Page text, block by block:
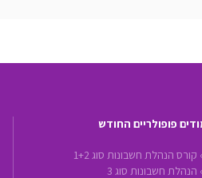
פופולריים החודש
קורס הנהלת חשבונות סוג 1+2
הנהלת חשבונות סוג 3